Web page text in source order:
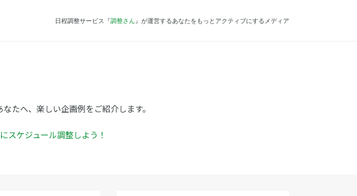
日程調整サービス『調整さん 』が運営するあなたをもっとアクティブにするメディア
たへ、楽しい企画例をご紹介します。
スケジュール調整しよう！